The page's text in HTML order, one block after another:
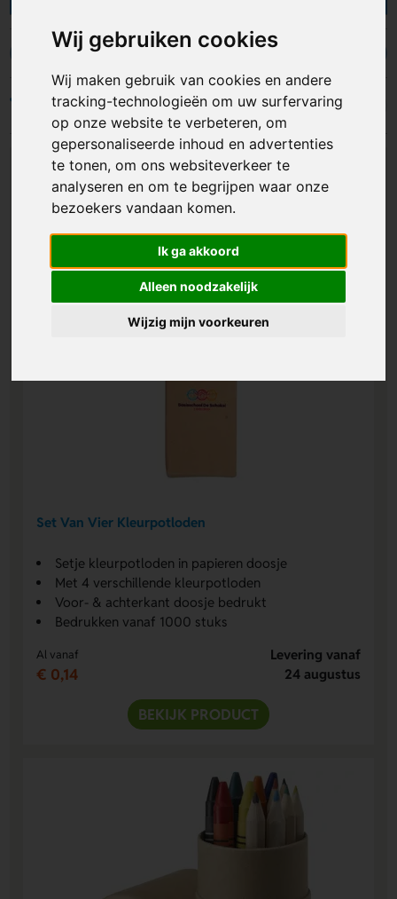
Wij gebruiken cookies
Wij maken gebruik van cookies en andere
tracking-technologieën om uw surfervaring
op onze website te verbeteren, om
gepersonaliseerde inhoud en advertenties
te tonen, om ons websiteverkeer te
analyseren en om te begrijpen waar onze
bezoekers vandaan komen.
Ik ga akkoord
Alleen noodzakelijk
Wijzig mijn voorkeuren
bedrukken met een logo, bedrijfsnaam of eigen
ontwerp. Bedrukte kleurpotloden zijn een
creatief geschenk om weg te geven aan kinderen
of ouders met kinderen, maar worden ook veel
gebruikt op scholen en kinderdagverblijven.
Vulpotloden
Filters
Set Van Vier Kleurpotloden
Setje kleurpotloden in papieren doosje
Met 4 verschillende kleurpotloden
Voor- & achterkant doosje bedrukt
Bedrukken vanaf 1000 stuks
Al vanaf
€ 0,14
Levering vanaf
24 augustus
BEKIJK PRODUCT